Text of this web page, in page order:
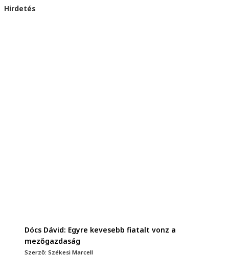
Hirdetés
Dócs Dávid: Egyre kevesebb fiatalt vonz a
mezőgazdaság
Szerző: Székesi Marcell